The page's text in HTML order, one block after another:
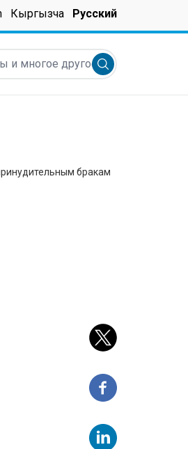
Кыргызча Русский
многое другое ...
Submit search
бракам